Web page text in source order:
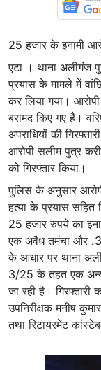
25 हजार के इनामी
एटा । थाना अलीगंज
प्रयास के मामले में
कर लिया गया।
बरामद किए गए हैं।
अपराधियों की
आरोपी सलीम पुत्र
को गिरफ्तार किया।
पुलिस के अनुसार
हत्या के प्रयास सहित
25 हजार रुपये का
एक अवैध तमंचा और
के आधार पर थाना
3/25 के तहत एक अन्य
जा रही है। गिरफ्तारी
उपनिरीक्षक मनीष
तथा रिटायरमेंट